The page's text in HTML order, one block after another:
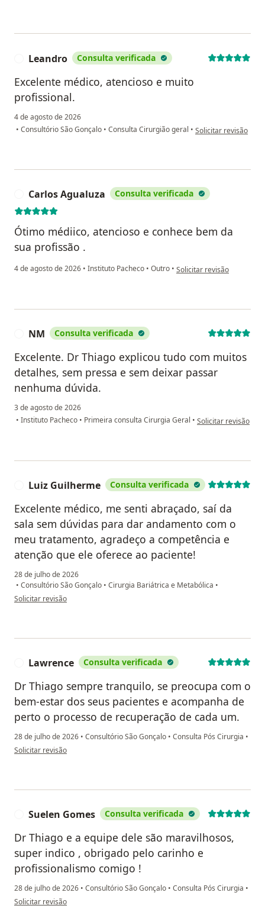
Leandro Consulta verificada
Excelente médico, atencioso e muito
profissional.
4 de agosto de 2026
• Consultório São Gonçalo • Consulta Cirurgião geral • na opinião do
Solicitar revisão
Carlos Agualuza Consulta verificada
Ótimo médiico, atencioso e conhece bem da
sua profissão .
4 de agosto de 2026 • Instituto Pacheco • Outro • na opinião do utilizador
Solicitar revisão
NM Consulta verificada
Excelente. Dr Thiago explicou tudo com muitos
detalhes, sem pressa e sem deixar passar
nenhuma dúvida.
3 de agosto de 2026
• Instituto Pacheco • Primeira consulta Cirurgia Geral • na opinião do
Solicitar revisão
Luiz Guilherme Consulta verificada
Excelente médico, me senti abraçado, saí da
sala sem dúvidas para dar andamento com o
meu tratamento, agradeço a competência e
atenção que ele oferece ao paciente!
28 de julho de 2026
• Consultório São Gonçalo • Cirurgia Bariátrica e Metabólica •
na opinião do utilizador Luiz Guilherme
Solicitar revisão
Lawrence Consulta verificada
Dr Thiago sempre tranquilo, se preocupa com o
bem-estar dos seus pacientes e acompanha de
perto o processo de recuperação de cada um.
28 de julho de 2026 • Consultório São Gonçalo • Consulta Pós Cirurgia •
na opinião do utilizador Lawrence
Solicitar revisão
Suelen Gomes Consulta verificada
Dr Thiago e a equipe dele são maravilhosos,
super indico , obrigado pelo carinho e
profissionalismo comigo !
28 de julho de 2026 • Consultório São Gonçalo • Consulta Pós Cirurgia •
na opinião do utilizador Suelen Gomes
Solicitar revisão